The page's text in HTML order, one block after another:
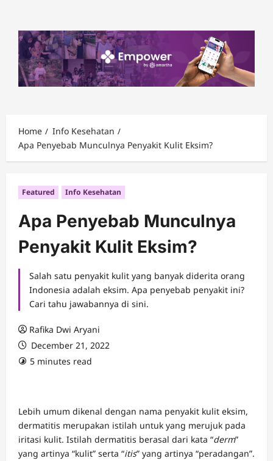
content
Home
Info Kesehatan
Apa Penyebab Munculnya Penyakit Kulit Eksim?
Featured Info Kesehatan
Apa Penyebab Munculnya
Penyakit Kulit Eksim?
Salah satu penyakit kulit yang banyak diderita orang
Indonesia adalah eksim. Apa penyebab penyakit ini?
Cari tahu jawabannya di sini.
Rafika Dwi Aryani
December 21, 2022
5 minutes read
Lebih umum dikenal dengan nama penyakit kulit eksim,
dermatitis merupakan istilah untuk yang merujuk pada
iritasi kulit. Istilah dermatitis berasal dari kata “derm”
yang artinya “kulit” serta “itis” yang artinya “peradangan”.